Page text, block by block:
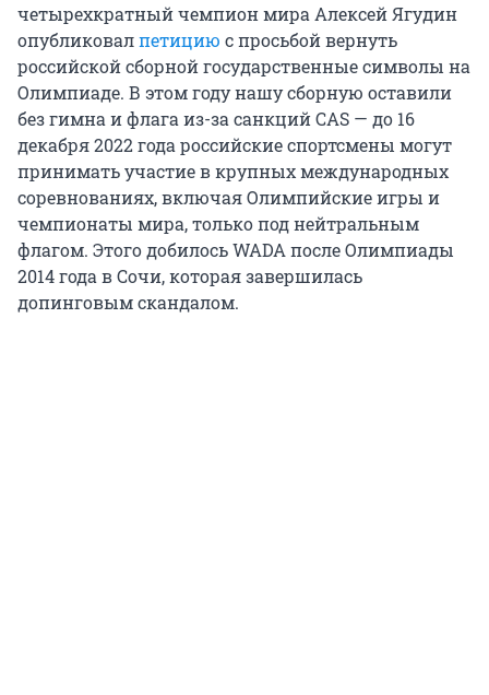
четырехкратный чемпион мира Алексей Ягудин
опубликовалпетицию с просьбой вернуть
российской сборной государственные символы на
Олимпиаде. В этом году нашу сборную оставили
без гимна и флага из-за санкций CAS — до 16
декабря 2022 года российские спортсмены могут
принимать участие в крупных международных
соревнованиях, включая Олимпийские игры и
чемпионаты мира, только под нейтральным
флагом. Этого добилось WADA после Олимпиады
2014 года в Сочи, которая завершилась
допинговым скандалом.